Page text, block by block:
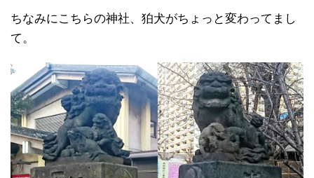
ちなみにこちらの神社、狛犬がちょっと変わってまし
て。